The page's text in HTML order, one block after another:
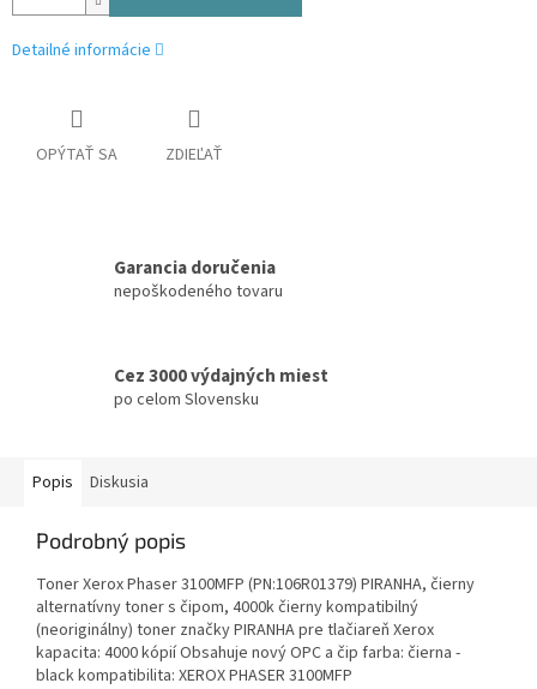
Detailné informácie
OPÝTAŤ SA ZDIEĽAŤ
Garancia doručenia
nepoškodeného tovaru
Cez 3000 výdajných miest
po celom Slovensku
Popis Diskusia
Podrobný popis
Toner Xerox Phaser 3100MFP (PN:106R01379) PIRANHA, čierny
alternatívny toner s čipom, 4000k čierny kompatibilný
(neoriginálny) toner značky PIRANHA pre tlačiareň Xerox
kapacita: 4000 kópií Obsahuje nový OPC a čip farba: čierna -
black kompatibilita: XEROX PHASER 3100MFP